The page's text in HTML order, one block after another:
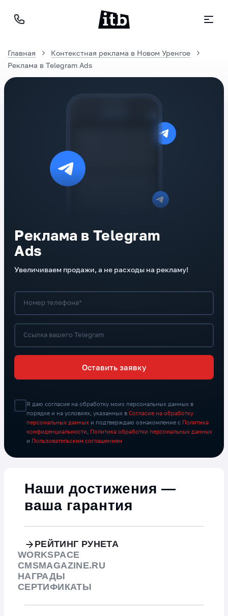
Главная
Контекстная реклама в Новом Уренгое
Реклама в Telegram Ads
Реклама в Telegram
Ads
Увеличиваем продажи, а не расходы на рекламу!
Номер телефона*
Ссылка вашего Telegram
Оставить заявку
Я даю согласие на обработку моих персональных данных в
порядке и на условиях, указанных в Согласие на обработку
персональных данных и подтверждаю ознакомление с Политика
конфиденциальности
Политика обработки персональных данных
и Пользовательским соглашением
Наши достижения —
ваша гарантия
РЕЙТИНГ РУНЕТА
WORKSPACE
CMSMAGAZINE.RU
НАГРАДЫ
СЕРТИФИКАТЫ